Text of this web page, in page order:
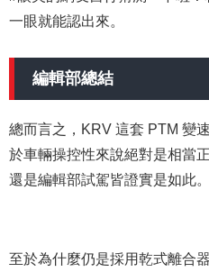
一眼就能認出來。
編輯部總結
總而言之，KRV 這套 PTM 變
於車輛操控性來說絕對是相當
還是編輯部試駕皆證實是如此。
至於為什麼仍是採用乾式離合